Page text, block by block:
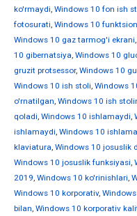
ko'rmaydi, Windows 10 fon ish
fotosurati, Windows 10
Windows 10 gaz tarmog'i ekrani,
10 gibernatsiya, Windows 10
gruzit protsessor, Windows 10
Windows 10 ish stoli, Windows
o'rnatilgan, Windows 10 ish
qoladi, Windows 10 ishlamaydi,
ishlamaydi, Windows 10
klaviatura, Windows 10 josuslik
Windows 10 josuslik funksiyasi,
2019, Windows 10 ko'rinishlari,
Windows 10 korporativ,
bilan, Windows 10 korporativ